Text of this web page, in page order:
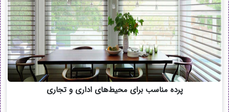
پرده مناسب برای محیط‌های اداری و تجاری